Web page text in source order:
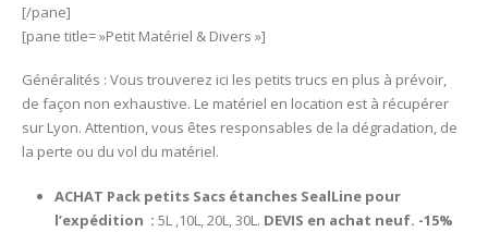
[/pane]
[pane title= »Petit Matériel & Divers »]
Généralités : Vous trouverez ici les petits trucs en plus à prévoir,
de façon non exhaustive. Le matériel en location est à récupérer
sur Lyon. Attention, vous êtes responsables de la dégradation, de
la perte ou du vol du matériel.
ACHAT Pack petits Sacs étanches SealLine pour
l’expédition : 5L ,10L, 20L, 30L. DEVIS en achat neuf. -15%